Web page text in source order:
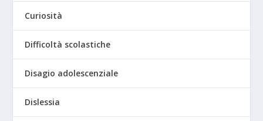
Curiosità
Difficoltà scolastiche
Disagio adolescenziale
Dislessia